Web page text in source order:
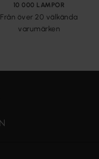
10 000 LAMPOR
Från över 20 välkända
varumärken